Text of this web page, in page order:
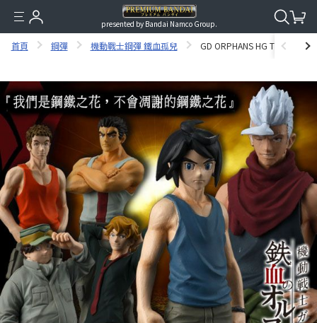
presented by Bandai Namco Group.
首頁 鋼彈 機動戰士鋼彈 鐵血孤兒 GD ORPHANS HG